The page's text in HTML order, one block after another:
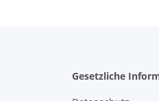
Gesetzliche